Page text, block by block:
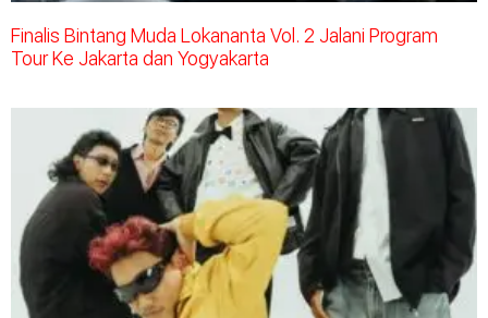
Finalis Bintang Muda Lokananta Vol. 2 Jalani Program
Tour Ke Jakarta dan Yogyakarta